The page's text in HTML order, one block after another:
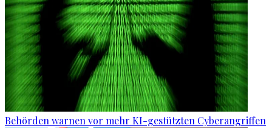
Behörden warnen vor mehr KI-gestützten Cyberangriffen